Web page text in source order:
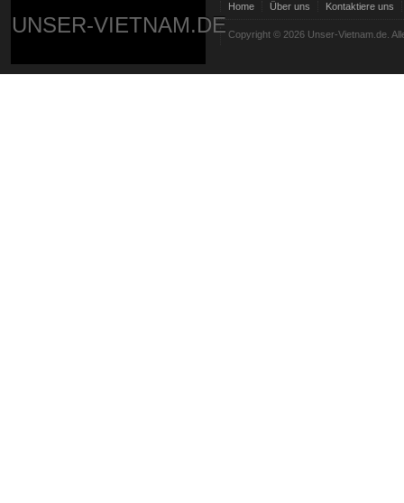
UNSER-VIETNAM.DE
Home Über uns Kontaktiere uns
Copyright © 2026 Unser-Vietnam.de.